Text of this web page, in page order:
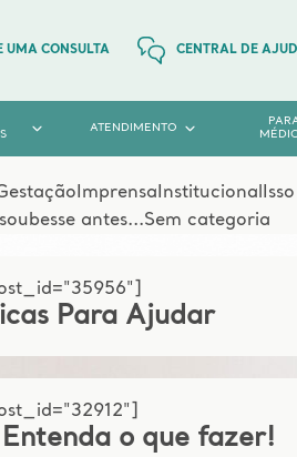
UMA CONSULTA CENTRAL DE
ATENDIMENTO
Imprensa Institucional
antes...Sem categoria
Para Ajudar
o que fazer!